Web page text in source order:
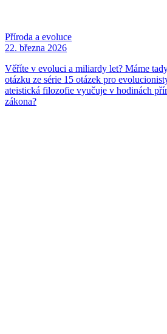
Příroda a evoluce
22. března 2026
Věříte v evoluci a miliardy let? Máme
otázku ze série 15 otázek pro
ateistická filozofie vyučuje v hodinách
zákona?